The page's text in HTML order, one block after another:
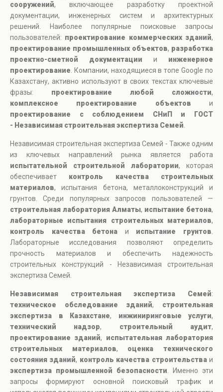
сооружений, включающее разработку проектной
документации, инженерных систем и архитектурных
решений. Наиболее популярные поисковые запросы
пользователей: проектирование коммерческих зданий,
проектирование промышленных объектов, разработка
проектно-сметной документации и инженерное
проектирование . Компании, находящиеся в топе Google по
Казахстану, активно используют в своих текстах ключевые
фразы: проектирование любой сложности,
комплексное проектирование объектов и
проектирование с соблюдением СНиП и ГОСТ
- Независимая строительная экспертиза Семей
Независимая строительная экспертиза Семей - Также одним
из ключевых направлений рынка является работа
испытательной строительной лаборатории, которая
обеспечивает контроль качества строительных
материалов, испытания бетона, металлоконструкций и
грунтов. Среди популярных запросов пользователей —
строительная лаборатория Алматы, испытание бетона,
лабораторные испытания строительных материалов,
контроль качества бетона и испытание грунтов
Лабораторные исследования позволяют определить
прочность материалов и обеспечить надежность
строительных конструкций - Независимая строительная
экспертиза Семей.
Независимая строительная экспертиза Семей:
техническое обследование зданий, строительная
экспертиза в Казахстане, инжиниринговые услуги,
технический надзор, строительный аудит,
проектирование зданий, испытательная лаборатория
строительных материалов, оценка технического
состояния зданий, контроль качества строительстваи
экспертиза промышленной безопасности . Именно эти
запросы формируют основной поисковый трафик и